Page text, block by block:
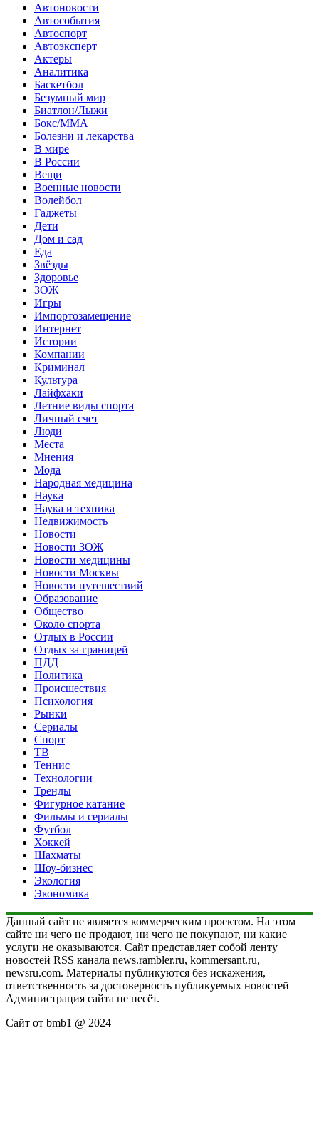
Автоновости
Автособытия
Автоспорт
Автоэксперт
Актеры
Аналитика
Баскетбол
Безумный мир
Биатлон/Лыжи
Бокс/MMA
Болезни и лекарства
В мире
В России
Вещи
Военные новости
Волейбол
Гаджеты
Дети
Дом и сад
Еда
Звёзды
Здоровье
ЗОЖ
Игры
Импортозамещение
Интернет
Истории
Компании
Криминал
Культура
Лайфхаки
Летние виды спорта
Личный счет
Люди
Места
Мнения
Мода
Народная медицина
Наука
Наука и техника
Недвижимость
Новости
Новости ЗОЖ
Новости медицины
Новости Москвы
Новости путешествий
Образование
Общество
Около спорта
Отдых в России
Отдых за границей
ПДД
Политика
Происшествия
Психология
Рынки
Сериалы
Спорт
ТВ
Теннис
Технологии
Тренды
Фигурное катание
Фильмы и сериалы
Футбол
Хоккей
Шахматы
Шоу-бизнес
Экология
Экономика
Данный сайт не является коммерческим проектом. На этом
сайте ни чего не продают, ни чего не покупают, ни какие
услуги не оказываются. Сайт представляет собой ленту
новостей RSS канала news.rambler.ru, kommersant.ru,
newsru.com. Материалы публикуются без искажения,
ответственность за достоверность публикуемых новостей
Администрация сайта не несёт.
Сайт от bmb1 @ 2024